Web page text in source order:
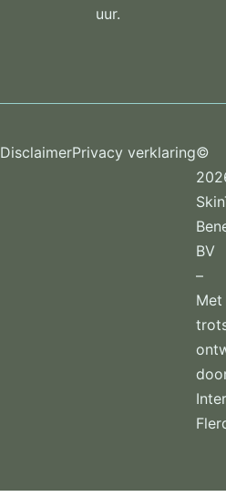
uur.
DisclaimerPrivacy verklaring©
BV
–
Met